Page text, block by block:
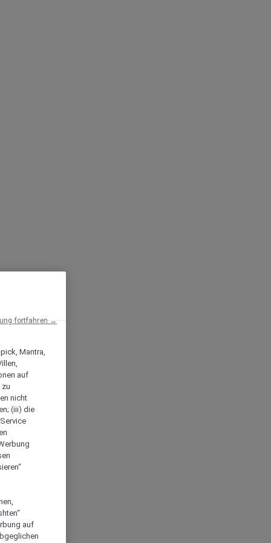
Mantra,
auf
zu
nicht
(iii) die
auf
fortfahren →